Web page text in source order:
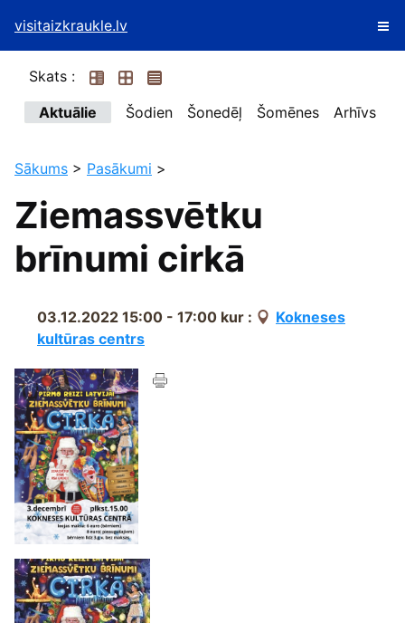
visitaizkraukle.lv
Skats :
Aktuālie
Šodien Šonedēļ Šomēnes Arhīvs
Sākums > Pasākumi >
Ziemassvētku
brīnumi cirkā
03.12.2022 15:00 - 17:00 kur :
Kokneses
kultūras centrs